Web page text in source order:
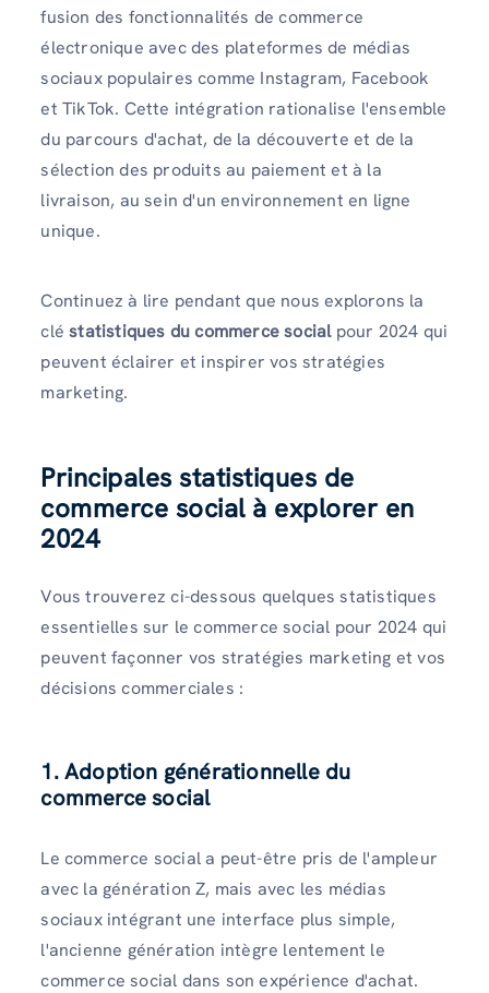
fusion des fonctionnalités de commerce
électronique avec des plateformes de médias
sociaux populaires comme Instagram, Facebook
et TikTok. Cette intégration rationalise l'ensemble
du parcours d'achat, de la découverte et de la
sélection des produits au paiement et à la
livraison, au sein d'un environnement en ligne
unique.
Continuez à lire pendant que nous explorons la
cléstatistiques du commerce socialpour 2024 qui
peuvent éclairer et inspirer vos stratégies
marketing.
Principales statistiques de
commerce social à explorer en
2024
Vous trouverez ci-dessous quelques statistiques
essentielles sur le commerce social pour 2024 qui
peuvent façonner vos stratégies marketing et vos
décisions commerciales :
1. Adoption générationnelle du
commerce social
Le commerce social a peut-être pris de l'ampleur
avec la génération Z, mais avec les médias
sociaux intégrant une interface plus simple,
l'ancienne génération intègre lentement le
commerce social dans son expérience d'achat.